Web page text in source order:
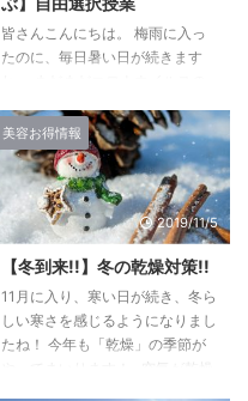
皆さんこんにちは。 梅雨に入っ
たのに、毎日暑い日が続きます
もオンライン授業での分散登校を
していますが、 毎週水曜日、自
由選択の着付けを選んでいる学生
は、オンライン授業で先週までに
浴衣を自分で着ることができるよ
うになりま した。 そして今週そ
の暑い中でも、袋帯という帯に挑
戦しています。 この帯は、礼装
として使われる帯なんですよ。
一般的に『礼装用』と呼ばれる着
物に用いられることが多く、 結
美容お得情報
2019/11/5
【冬到来!!】冬の乾燥対策!!
11月に入り、寒い日が続き、冬ら
しい寒さを感じるようになりまし
たね！ 今年も「乾燥」の季節が
やってまいります！ 空気が乾燥